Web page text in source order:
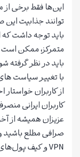
این‌ها فقط برخی
توانند جذابیت این
باید توجه داشت
متمرکز، ممکن
باید در نظر
با تغییر سیاست
از کاربران
کاربران ایرانی
عزیزان همیشه از
صرافی مطلع باشید
VPN و کیف پول‌های سخت افزاری استفاده کنید.